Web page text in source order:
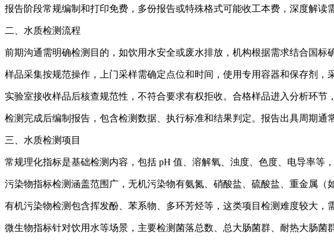
报告阶段常规编制和打印免费，多份报告或特殊格式可能收工本费，深度解读
二、水质检测流程
前期沟通需明确检测目的，如饮用水安全或废水排放，机构根据需求结合国标
样品采集按规范操作，上门采样需确定点位和时间，使用专用容器和保存剂
实验室接收样品后核查规范性，不符合要求有权拒收。合格样品进入分析环节
检测完成后编制报告，包含检测数据、执行标准和结果判定。报告出具周期通
三、水质检测项目
常规理化指标是基础检测内容，包括 pH 值、溶解氧、浊度、色度、电导率等
污染物指标检测涵盖范围广，无机污染物有氨氮、硝酸盐、硫酸盐、重金属
有机污染物检测包含挥发酚、苯系物、多环芳烃等，这类项目检测难度较大，
微生物指标针对饮用水等场景，主要检测菌落总数、总大肠菌群、耐热大肠菌